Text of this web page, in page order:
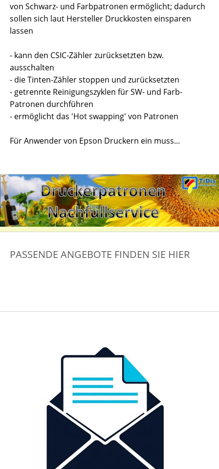
von Schwarz- und Farbpatronen ermöglicht; dadurch
sollen sich laut Hersteller Druckkosten einsparen
lassen
- kann den CSIC-Zähler zurücksetzten bzw.
ausschalten
- die Tinten-Zähler stoppen und zurücksetzten
- getrennte Reinigungszyklen für SW- und Farb-
Patronen durchführen
- ermöglicht das 'Hot swapping' von Patronen
Für Anwender von Epson Druckern ein muss...
PASSENDE ANGEBOTE FINDEN SIE HIER